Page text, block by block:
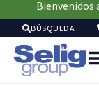
Bienvenidos
BÚSQUEDA